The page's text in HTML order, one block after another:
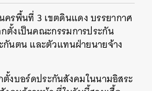
รพื้นที่ 3 เขตดินแดง บรรยากาศ
ตั้งเป็นคณะกรรมการประกัน
กันตน และตัวแทนฝ่ายนายจ้าง
งบอร์ดประกันสังคมในนามอิสระ